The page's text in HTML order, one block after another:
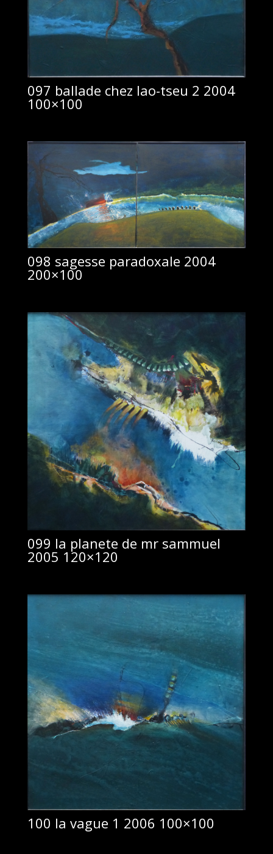
097 ballade chez lao-tseu 2 2004
100×100
098 sagesse paradoxale 2004
200×100
099 la planete de mr sammuel
2005 120×120
100 la vague 1 2006 100×100